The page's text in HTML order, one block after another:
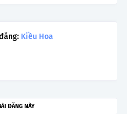
Kiều Hoa
ĐĂNG NÀY